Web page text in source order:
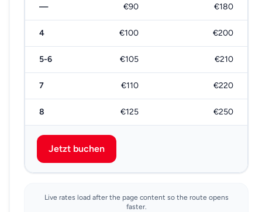
— €90 €180
4 €100 €200
5-6 €105 €210
7 €110 €220
8 €125 €250
Jetzt buchen
Live rates load after the page content so the route opens
faster.